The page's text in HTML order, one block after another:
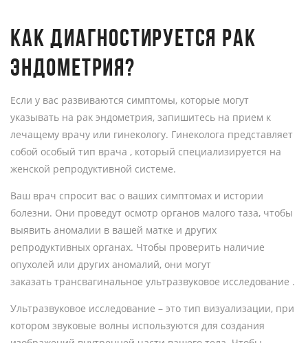
КАК ДИАГНОСТИРУЕТСЯ РАК
ЭНДОМЕТРИЯ?
Если у вас развиваются симптомы, которые могут
указывать на рак эндометрия, запишитесь на прием к
лечащему врачу или гинекологу. Гинеколога представляет
собой особый тип врача , который специализируется на
женской репродуктивной системе.
Ваш врач спросит вас о ваших симптомах и истории
болезни. Они проведут осмотр органов малого таза, чтобы
выявить аномалии в вашей матке и других
репродуктивных органах. Чтобы проверить наличие
опухолей или других аномалий, они могут
заказать трансвагинальное ультразвуковое исследование .
Ультразвуковое исследование – это тип визуализации, при
котором звуковые волны используются для создания